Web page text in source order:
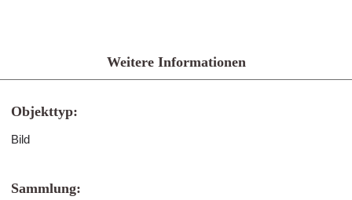
Weitere Informationen
Objekttyp:
Bild
Sammlung: